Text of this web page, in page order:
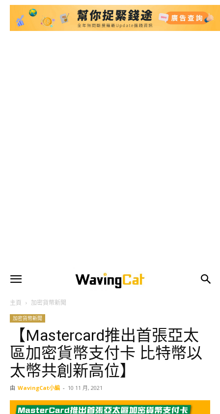
主頁 加密貨幣新聞
加密貨幣新聞
【Mastercard推出首張亞太
區加密貨幣支付卡 比特幣以
太幣共創新高位】
由 WavingCat小編 - 10 11 月, 2021